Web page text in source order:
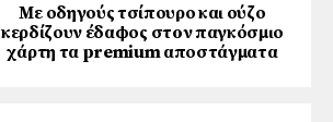
Με οδηγούς τσίπουρο και ούζο
κερδίζουν έδαφος στoν παγκόσμιο
χάρτη τα premium αποστάγματα